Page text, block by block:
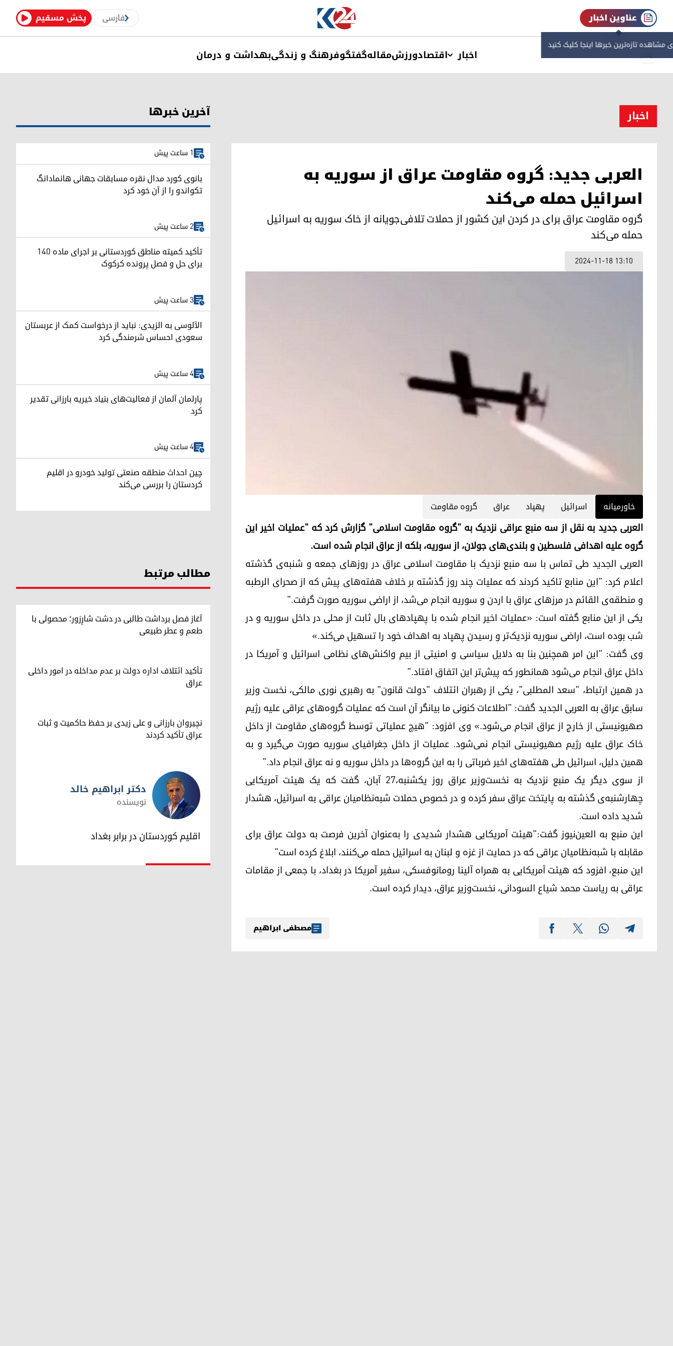
پخش مسقیم فارسی عناوین اخبار
مشاهده‌ تازه‌ترین خبرها اینجا کلیک کنید
اخبار اقتصادورزشمقالهگفتگوفرهنگ و زندگیبهداشت و درمان
اخبار
العربی جدید: گروه مقاومت عراق از سوریه به
اسرائیل حمله‌ می‌کند
گروه مقاومت عراق برای در کردن این کشور از حملات تلافی‌جویانه از خاک سوریه به اسرائیل
حمله می‌کند
2024-11-18 13:10
خاورمیانه اسرائیل پهپاد عراق گروه مقاومت
العربی جدید به نقل از سه منبع عراقی نزدیک به "گروه مقاومت اسلامی" گزارش کرد که "عملیات اخیر این
گروه علیه اهدافی فلسطین و بلندی‌های جولان، از سوریه، بلکه از عراق انجام شده است.
العربی الجدید طی تماس با سه منبع نزدیک با مقاومت اسلامی عراق در روزهای جمعه و شنبه‌ی گذشته
اعلام کرد: "این منابع تاکید کردند که عملیات چند روز گذشته بر خلاف هفته‌های پیش که از صحرای الرطبه
و منطقه‌ی القائم در مرزهای عراق با اردن و سوریه انجام می‌شد، از اراضی سوریه صورت گرفت."
یکی از این منابع گفته‌ است: «عملیات اخیر انجام شده با پهپادهای بال ثابت از محلی در داخل سوریه و در
شب بوده است، اراضی سوریه نزدیک‌تر و رسیدن پهپاد به اهداف‌ خود را تسهیل می‌کند.»
وی گفت: "این امر همچنین بنا به دلایل سیاسی و امنیتی از بیم واکنش‌های نظامی اسرائیل و آمریکا در
داخل عراق انجام می‌شود همانطور که پیش‌تر این اتفاق افتاد."
در همین ارتباط، "سعد المطلبی"، یکی از رهبران ائتلاف "دولت قانون" به رهبری نوری مالکی، نخست وزیر
سابق عراق به العربی الجدید گفت: "اطلاعات کنونی ما بیانگر آن است که عملیات گروه‌های عراقی علیه رژیم
صهیونیستی از خارج از عراق انجام می‌شود.» وی افزود: "هیچ عملیاتی توسط گروه‌های مقاومت از داخل
خاک عراق علیه رژیم صهیونیستی انجام نمی‌شود. عملیات‌ از داخل جغرافیای سوریه صورت می‌گیرد و به
همین دلیل، اسرائیل طی هفته‌های اخیر ضرباتی را به این گروه‌ها در داخل سوریه و نه عراق انجام داد."
از سوی دیگر یک منبع نزدیک به نخست‌وزیر عراق روز یکشنبه،۲۷ آبان، گفت که یک هیئت آمریکایی
چهارشنبه‌ی گذشته به پایتخت عراق سفر کرده و در خصوص حملات شبه‌نظامیان عراقی به اسرائیل، هشدار
شدید داده است.
این منبع به العین‌نیوز گفت:"هیئت آمریکایی هشدار شدیدی را به‌عنوان آخرین فرصت به دولت عراق برای
مقابله با شبه‌نظامیان عراقی که در حمایت از غزه و لبنان به اسرائیل حمله می‌کنند، ابلاغ کرده است"
این منبع، افزود که هیئت آمریکایی به همراه آلینا رومانوفسکی، سفیر آمریکا در بغداد، با جمعی از مقامات
عراقی به ریاست محمد شیاع السودانی، نخست‌وزیر عراق، دیدار کرده است.
مصطفی ابراهیم
آخرین خبرها
1 ساعت پیش
بانوی کورد مدال نقره مسابقات جهانی هانمادانگ
تکواندو را از آن خود کرد
2 ساعت پیش
تأکید کمیته مناطق کوردستانی بر اجرای ماده ۱۴۰
برای حل و فصل پرونده کرکوک
3 ساعت پیش
الآلوسی به الزیدی: نباید از درخواست کمک از عربستان
سعودی احساس شرمندگی کرد
4 ساعت پیش
پارلمان آلمان از فعالیت‌های بنیاد خیریه بارزانی تقدیر
کرد
4 ساعت پیش
چین احداث منطقه صنعتی تولید خودرو در اقلیم
کردستان را بررسی می‌کند
مطالب مرتبط
آغاز فصل برداشت طالبی در دشت شارِزور؛ محصولی با
طعم و عطر طبیعی
تأکید ائتلاف اداره دولت بر عدم مداخله در امور داخلی
عراق
نچیروان بارزانی و علی زیدی بر حفظ حاکمیت و ثبات
عراق تأکید کردند
دکتر ابراهیم خالد
دکتر ابراهیم خالد
نویسنده
اقلیم کوردستان در برابر بغداد